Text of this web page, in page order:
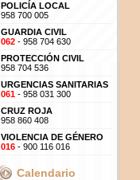
POLICÍA LOCAL
958 700 005
GUARDIA CIVIL
062- 958 704 630
PROTECCIÓN CIVIL
958 704 536
URGENCIAS SANITARIAS
061- 958 031 300
CRUZ ROJA
958 860 408
VIOLENCIA DE GÉNERO
016- 900 116 016
Calendario